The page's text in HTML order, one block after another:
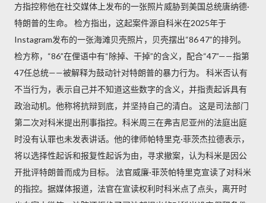
方指控称他在社交媒体上发布的一张照片威胁到美国总统唐纳德·
特朗普的生命。 检方指出，这起案件源自科米在2025年于
Instagram发布的一张海滩贝壳照片，贝壳摆出“86 47”的排列。
检方称，“86”在俚语中有“除掉、干掉”的含义，配合“47”——指第
47任总统——被解释为鼓动针对特朗普的暴力行为。 科米否认有
不当行为，表示自己并不知道这些数字的含义，并指责起诉具有
政治动机。他称将抗辩到底，并坚持自己的清白。 这是司法部门
第二次对科米提出刑事指控。科米周三在弗吉尼亚州的法庭出庭
时没有认罪也未发表讲话。他的律师帕特里克·菲茨杰拉德表示，
将以选择性起诉和报复性起诉为由，寻求撤案，认为科米是因公
开批评特朗普而成为目标。 法官威廉·菲茨帕特里克宣读了对科米
的指控。据媒体报道，法官在宣读权利时科米点了点头，离开时